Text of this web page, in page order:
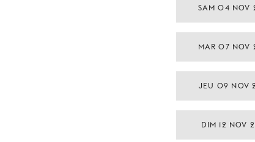
SAM 04 NOV
MAR 07 NOV
JEU 09 NOV
DIM 12 NOV